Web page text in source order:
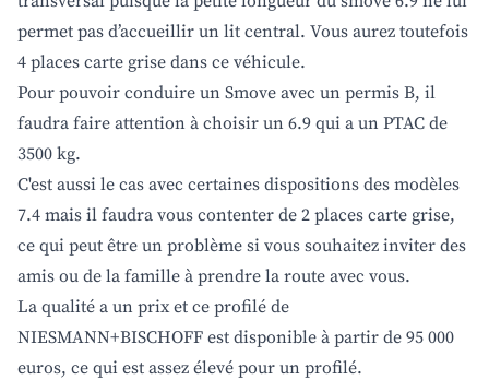
permet pas d’accueillir un lit central. Vous aurez toutefois
4 places carte grise dans ce véhicule.
Pour pouvoir conduire un Smove avec un permis B, il
faudra faire attention à choisir un 6.9 qui a un PTAC de
3500 kg.
C'est aussi le cas avec certaines dispositions des modèles
7.4 mais il faudra vous contenter de 2 places carte grise,
ce qui peut être un problème si vous souhaitez inviter des
amis ou de la famille à prendre la route avec vous.
La qualité a un prix et ce profilé de
NIESMANN+BISCHOFF est disponible à partir de 95 000
euros, ce qui est assez élevé pour un profilé.